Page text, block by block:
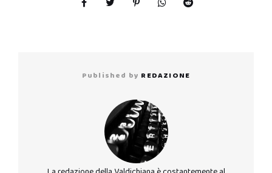
Published by REDAZIONE